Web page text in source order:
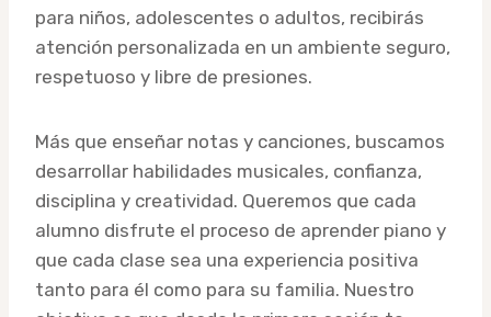
para niños, adolescentes o adultos, recibirás
atención personalizada en un ambiente seguro,
respetuoso y libre de presiones.
Más que enseñar notas y canciones, buscamos
desarrollar habilidades musicales, confianza,
disciplina y creatividad. Queremos que cada
alumno disfrute el proceso de aprender piano y
que cada clase sea una experiencia positiva
tanto para él como para su familia. Nuestro